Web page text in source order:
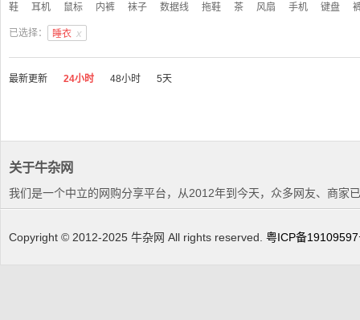
鞋 耳机 鼠标 内裤 袜子 数据线 拖鞋 茶 风扇 手机 键盘
已选择： 睡衣 x
最新更新 24小时 48小时 5天
关于牛杂网
我们是一个中立的网购分享平台，从2012年到今天，众多网友、商家
Copyright © 2012-2025 牛杂网 All rights reserved. 粤ICP备